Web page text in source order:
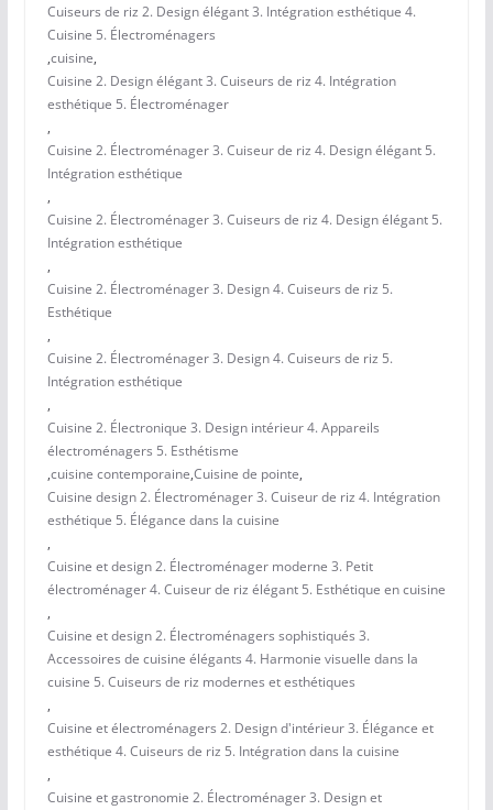
Cuiseurs de riz 2. Design élégant 3. Intégration esthétique 4.
Cuisine 5. Électroménagers
,cuisine,
Cuisine 2. Design élégant 3. Cuiseurs de riz 4. Intégration
esthétique 5. Électroménager
,
Cuisine 2. Électroménager 3. Cuiseur de riz 4. Design élégant 5.
Intégration esthétique
,
Cuisine 2. Électroménager 3. Cuiseurs de riz 4. Design élégant 5.
Intégration esthétique
,
Cuisine 2. Électroménager 3. Design 4. Cuiseurs de riz 5.
Esthétique
,
Cuisine 2. Électroménager 3. Design 4. Cuiseurs de riz 5.
Intégration esthétique
,
Cuisine 2. Électronique 3. Design intérieur 4. Appareils
électroménagers 5. Esthétisme
,cuisine contemporaine,Cuisine de pointe,
Cuisine design 2. Électroménager 3. Cuiseur de riz 4. Intégration
esthétique 5. Élégance dans la cuisine
,
Cuisine et design 2. Électroménager moderne 3. Petit
électroménager 4. Cuiseur de riz élégant 5. Esthétique en cuisine
,
Cuisine et design 2. Électroménagers sophistiqués 3.
Accessoires de cuisine élégants 4. Harmonie visuelle dans la
cuisine 5. Cuiseurs de riz modernes et esthétiques
,
Cuisine et électroménagers 2. Design d'intérieur 3. Élégance et
esthétique 4. Cuiseurs de riz 5. Intégration dans la cuisine
,
Cuisine et gastronomie 2. Électroménager 3. Design et